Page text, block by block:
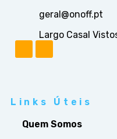
geral@onoff.pt
Largo Casal
Links Úteis
Quem Somos